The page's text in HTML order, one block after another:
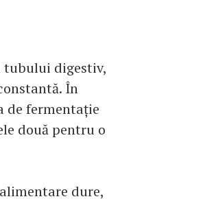
tubului digestiv,
În
de fermentație
două pentru o
dure,